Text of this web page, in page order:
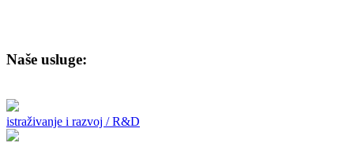
Naše usluge:
istraživanje i razvoj / R&D